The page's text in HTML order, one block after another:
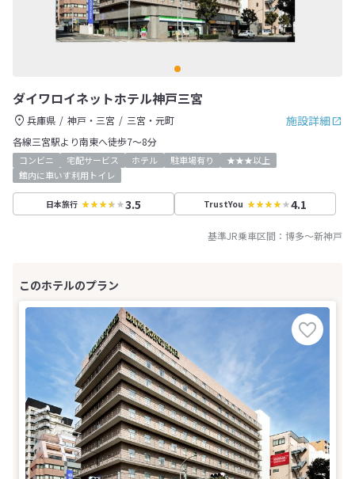
ダイワロイネットホテル神戸三宮
施設詳細
兵庫県 神戸・三宮
三宮・元町
各線三宮駅より南東へ徒歩7～8分
コンビニ 宅配サービス ホテル 駐車場有り
★★★以上
館内に車いす利用トイレ
日本旅行 3.5 TrustYou 4.1
基準JR乗車区間： 博多～新神戸